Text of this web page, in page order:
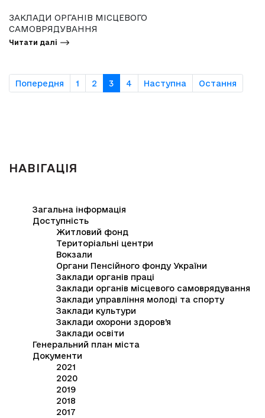
ЗАКЛАДИ ОРГАНІВ МІСЦЕВОГО
САМОВРЯДУВАННЯ
Читати далі
Попередня 1 2 3 4 Наступна Остання
НАВІГАЦІЯ
Загальна інформація
Доступність
Житловий фонд
Територіальні центри
Вокзали
Органи Пенсійного фонду України
Заклади органів праці
Заклади органів місцевого самоврядування
Заклади управління молоді та спорту
Заклади культури
Заклади охорони здоров'я
Заклади освіти
Генеральний план міста
Документи
2021
2020
2019
2018
2017